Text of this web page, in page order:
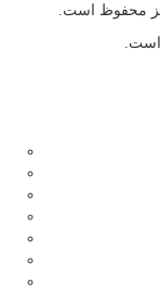
محفوظ است.
است.